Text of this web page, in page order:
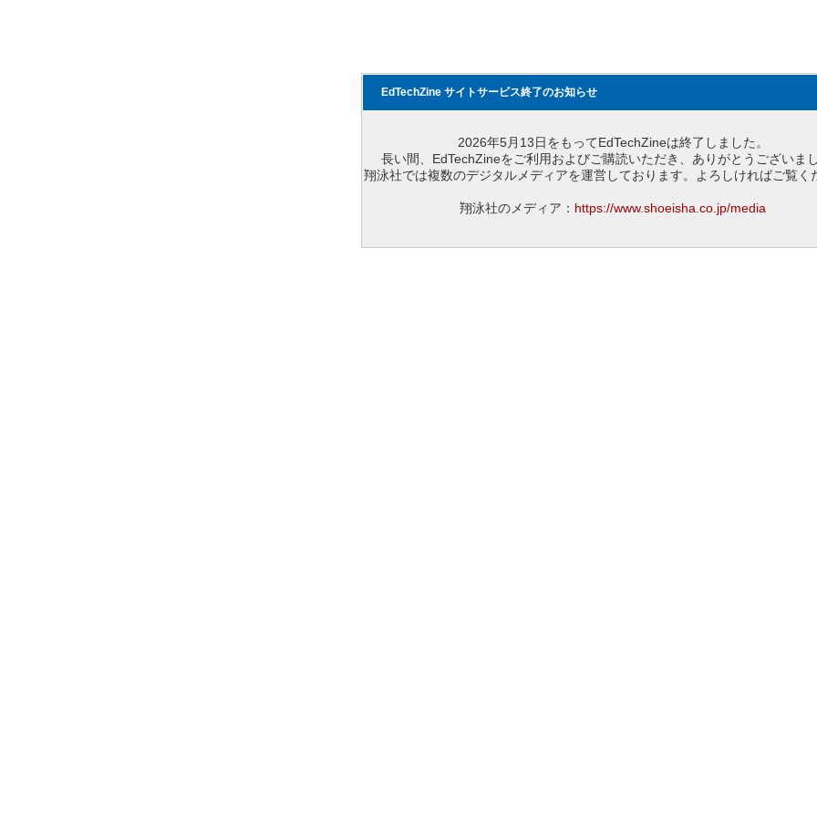
EdTechZine サイトサービス終了のお知らせ
2026年5月13日をもってEdTechZineは終了しました。
長い間、EdTechZineをご利用およびご購読いただき、ありがとうございまし
翔泳社では複数のデジタルメディアを運営しております。よろしければご覧く
翔泳社のメディア： https://www.shoeisha.co.jp/media